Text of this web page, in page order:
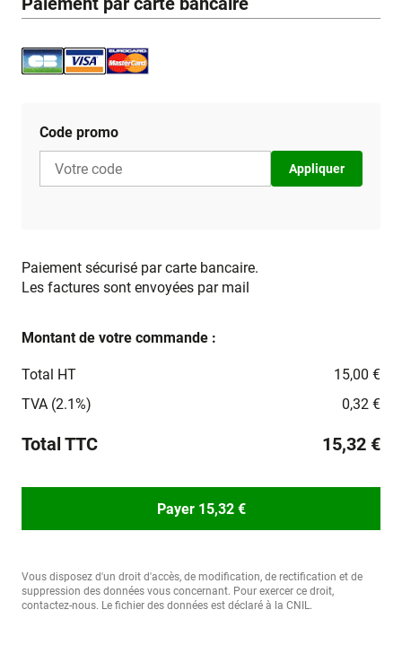
Code promo
Appliquer
Paiement sécurisé par carte bancaire.
Les factures sont envoyées par mail
Montant de votre commande :
Total HT
15,00 €
TVA (2.1%)
0,32 €
Total TTC 15,32 €
Payer 15,32 €
Vous disposez d'un droit d'accès, de modification, de rectification et de
suppression des données vous concernant. Pour exercer ce droit,
contactez-nous. Le fichier des données est déclaré à la CNIL.